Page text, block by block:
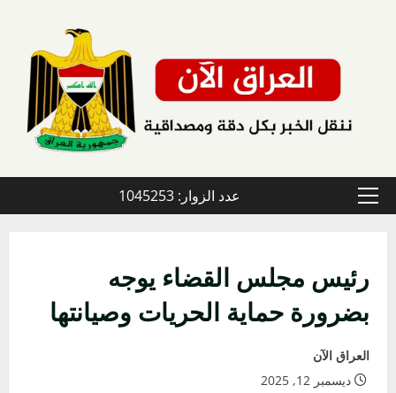
القائمة
عدد الزوار: 1045253
رئيس مجلس القضاء يوجه
بضرورة حماية الحريات وصيانتها
العراق الآن
ديسمبر 12, 2025